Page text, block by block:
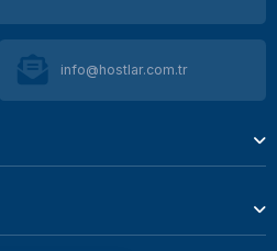
info@hostlar.com.tr